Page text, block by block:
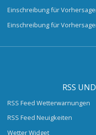
Einschreibung für
Einschreibung für
RSS
RSS Feed Wetterwarnungen
RSS Feed Neuigkeiten
Wetter Widget